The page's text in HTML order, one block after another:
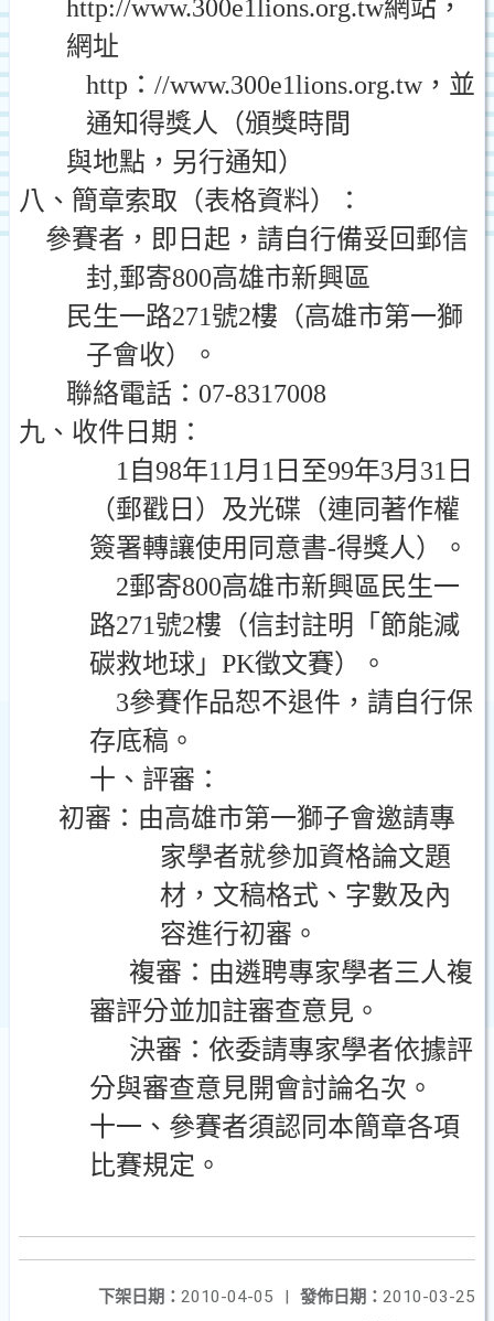
http://www.300e1lions.org.tw網站，
網址
http ： //www.300e1lions.org.tw，並
通知得獎人（頒獎時間
與地點，另行通知）
八、簡章索取（表格資料）：
參賽者，即日起，請自行備妥回郵信
封,郵寄800高雄市新興區
民生一路271號2樓（高雄市第一獅
子會收）。
聯絡電話： 07-8317008
九、收件日期：
1 自98年11 月 1 日 至99年3月 31 日
（郵戳日）及光碟（連同著作權
簽署轉讓使用同意書-得獎人）。
2郵寄800高雄市新興區民生一
路271號2樓（信封註明「節能減
碳救地球」 PK徵文賽）。
3參賽作品恕不退件，請自行保
存底稿。
十、評審：
初審：由高雄市第一獅子會邀請專
家學者就參加資格論文題
材，文稿格式、字數及內
容進行初審。
複審：由遴聘專家學者三人複
審評分並加註審查意見。
決審：依委請專家學者依據評
分與審查意見開會討論名次。
十一、參賽者須認同本簡章各項
比賽規定。
發佈日期： 2010-03-25
下架日期： 2010-04-05
|